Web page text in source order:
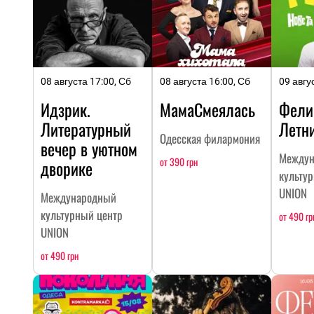
08 августа 17:00, Сб
Идзрик.
Литературный
вечер в уютном
дворике
Международный
культурный центр
UNION
от 490 грн
08 августа 16:00, Сб
МамаСмеялась
Одесская филармония
от 390 грн
09
UNION
от 490